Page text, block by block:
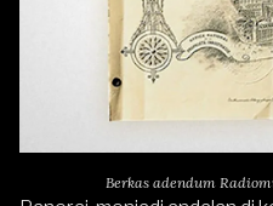
Berkas adendum